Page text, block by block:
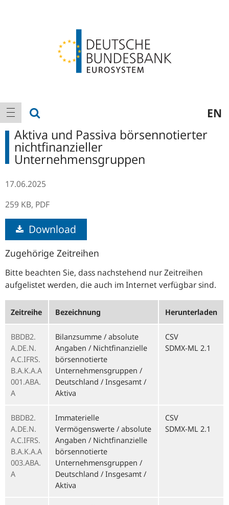
Hauptnavigation
Navigation anzeigen EN
Aktiva und Passiva börsennotierter
nichtfinanzieller
Unternehmensgruppen
17.06.2025
259 KB, PDF
Download
Zugehörige Zeitreihen
Bitte beachten Sie, dass nachstehend nur Zeitreihen
aufgelistet werden, die auch im Internet verfügbar sind.
Zeitreihe Bezeichnung Herunterladen
BBDB2.
A.DE.N.
A.C.IFRS.
B.A.K.A.A
001.ABA.
A
Bilanzsumme / absolute
Angaben / Nichtfinanzielle
börsennotierte
Unternehmensgruppen /
Deutschland / Insgesamt /
Aktiva
CSV
SDMX-ML 2.1
BBDB2.
A.DE.N.
A.C.IFRS.
B.A.K.A.A
003.ABA.
A
Immaterielle
Vermögenswerte / absolute
Angaben / Nichtfinanzielle
börsennotierte
Unternehmensgruppen /
Deutschland / Insgesamt /
Aktiva
CSV
SDMX-ML 2.1